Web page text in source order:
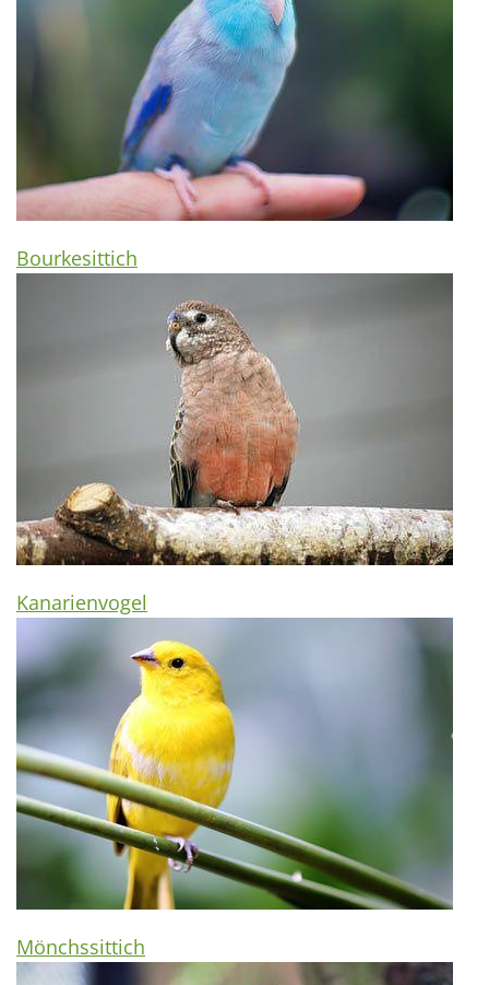
Bourkesittich
Kanarienvogel
Mönchssittich